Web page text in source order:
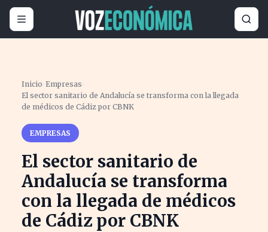
Inicio ›Empresas ›
El sector sanitario de Andalucía se transforma con la llegada
de médicos de Cádiz por CBNK
EMPRESAS
El sector sanitario de
Andalucía se transforma
con la llegada de médicos
de Cádiz por CBNK